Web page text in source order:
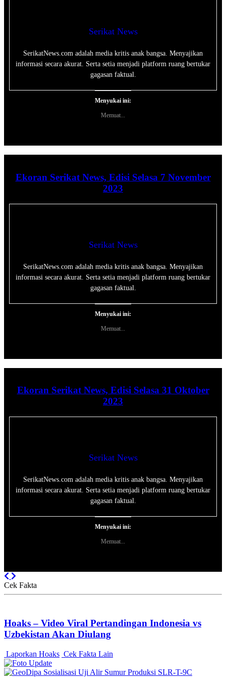
Serikat News
SerikatNews.com adalah media kritis anak bangsa. Menyajikan
informasi secara akurat. Serta setia menjadi platform ruang bertukar
gagasan faktual.
Menyukai ini:
Memuat...
Ekoran Serikat News, Edisi Selasa 7 November
2023
Serikat News
SerikatNews.com adalah media kritis anak bangsa. Menyajikan
informasi secara akurat. Serta setia menjadi platform ruang bertukar
gagasan faktual.
Menyukai ini:
Memuat...
Ekoran Serikat News, Edisi Selasa 31 Oktober
2023
Serikat News
SerikatNews.com adalah media kritis anak bangsa. Menyajikan
informasi secara akurat. Serta setia menjadi platform ruang bertukar
gagasan faktual.
Menyukai ini:
Memuat...
Previous
Cek Fakta
Hoaks – Video Viral Pertandingan Indonesia vs
Uzbekistan Akan Diulang
Laporkan Hoaks Cek Fakta Lain